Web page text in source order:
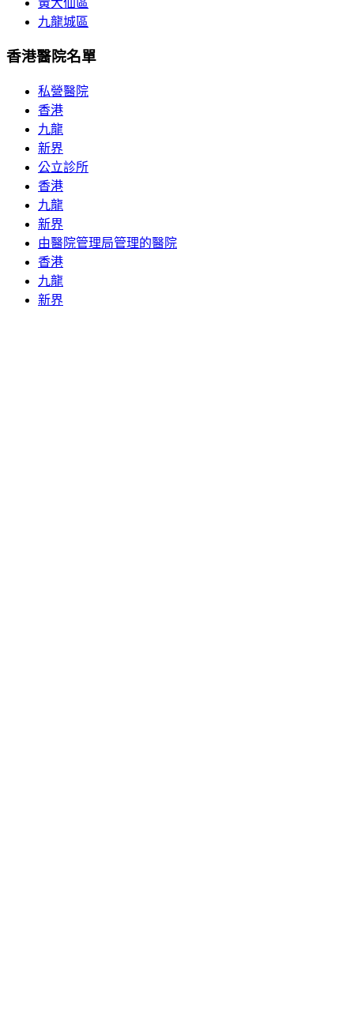
九龍城區
香港醫院名單
私營醫院
香港
九龍
新界
公立診所
香港
九龍
新界
由醫院管理局管理的醫院
香港
九龍
新界